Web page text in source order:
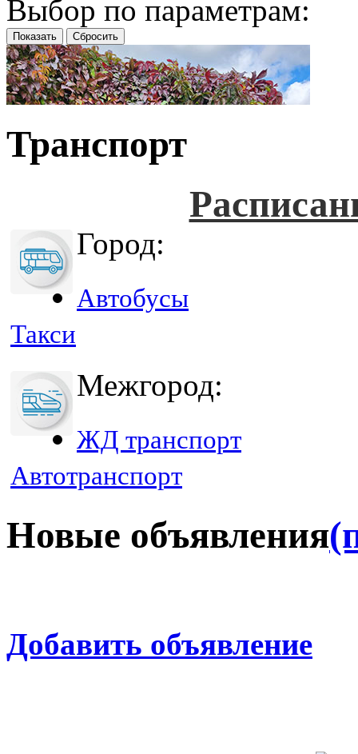
Выбор по параметрам:
Транспорт
Город:
Автобусы
Такси
Межгород:
ЖД транспорт
Автотранспорт
Новые объявления
Добавить объявление